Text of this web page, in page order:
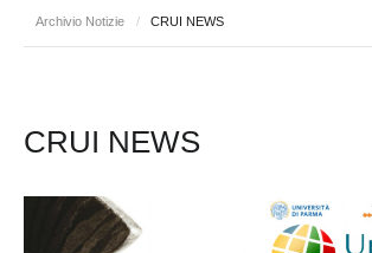
Archivio Notizie / CRUI NEWS
CRUI NEWS